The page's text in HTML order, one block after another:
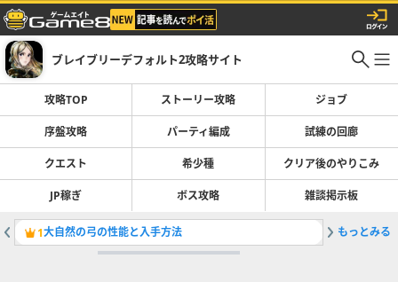
ブレイブリーデフォルト2攻略サイト
攻略TOP ストーリー攻略 ジョブ
序盤攻略 パーティ編成 試練の回廊
クエスト 希少種 クリア後のやりこみ
JP稼ぎ ボス攻略 雑談掲示板
1大自然の弓の性能と入手方法 2ガウェ
もっとみる